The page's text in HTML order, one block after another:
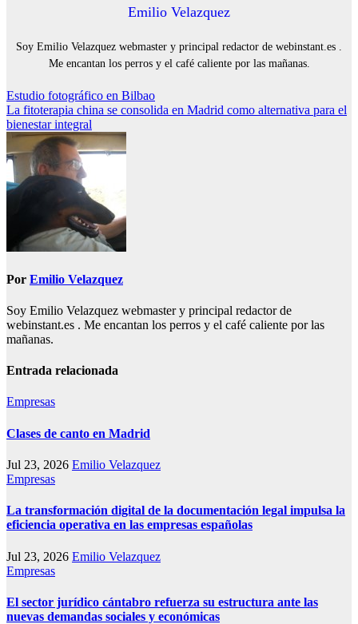
Emilio Velazquez
Soy Emilio Velazquez webmaster y principal redactor de webinstant.es .
Me encantan los perros y el café caliente por las mañanas.
Navegación
de
entradas
Estudio fotográfico en Bilbao
La fitoterapia china se consolida en Madrid como alternativa para el
bienestar integral
Por Emilio Velazquez
Soy Emilio Velazquez webmaster y principal redactor de
webinstant.es . Me encantan los perros y el café caliente por las
mañanas.
Entrada relacionada
Empresas
Clases de canto en Madrid
Jul 23, 2026 Emilio Velazquez
Empresas
La transformación digital de la documentación legal impulsa la
eficiencia operativa en las empresas españolas
Jul 23, 2026 Emilio Velazquez
Empresas
El sector jurídico cántabro refuerza su estructura ante las
nuevas demandas sociales y económicas